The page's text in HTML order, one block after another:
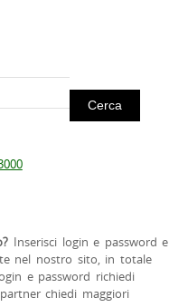
Inserisci login e password e
nel nostro sito, in totale
e password richiedi
chiedi maggiori